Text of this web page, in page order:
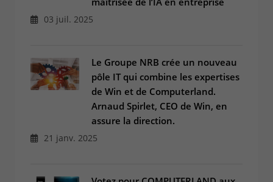
03 juil. 2025
Le Groupe NRB crée un nouveau
pôle IT qui combine les expertises
de Win et de Computerland.
Arnaud Spirlet, CEO de Win, en
assure la direction.
21 janv. 2025